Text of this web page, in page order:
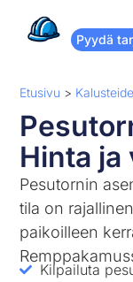
Pyydä
Etusivu >
Hinta ja
Pesutornin
tila on
paikoilleen
Kilpailuta